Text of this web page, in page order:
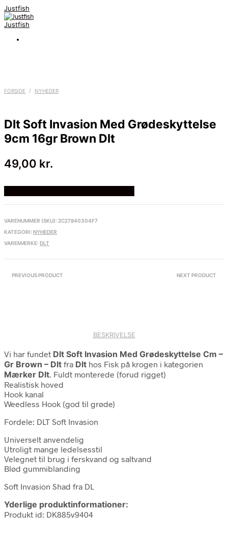
Justfish
Justfish
FORSIDE / NYHEDER
Dlt Soft Invasion Med Grødeskyttelse
9cm 16gr Brown Dlt
49,00 kr.
VARENUMMER (SKU): 2C27840304F7
KATEGORI: NYHEDER
VAREMÆRKE: DLT
PREVIOUS PRODUCT NEXT PRODUCT
BESKRIVELSE
Vi har fundet Dlt Soft Invasion Med Grødeskyttelse Cm –
Gr Brown – Dlt fra Dlt hos Fisk på krogen i kategorien
Mærker Dlt. Fuldt monterede (forud rigget)
Realistisk hoved
Hook kanal
Weedless Hook (god til grøde)
Fordele: DLT Soft Invasion
Universelt anvendelig
Utroligt mange ledelsesstil
Velegnet til brug i ferskvand og saltvand
Blød gummiblanding
Soft Invasion Shad fra DL
Yderlige produktinformationer:
Produkt id: DK885v9404